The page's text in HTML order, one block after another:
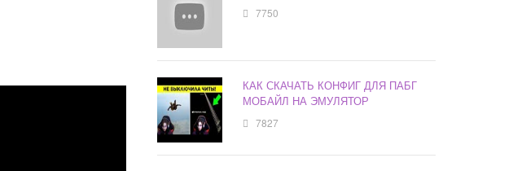
7750
КАК СКАЧАТЬ КОНФИГ ДЛЯ ПАБГ
МОБАЙЛ НА ЭМУЛЯТОР
7827